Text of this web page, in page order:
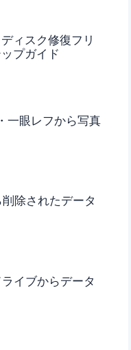
ィスク修復フリ
プガイド
一眼レフから写真
除されたデータ
イブからデータ